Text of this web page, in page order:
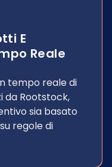
E
Reale
tempo reale di
da Rootstock,
sia basato
regole di